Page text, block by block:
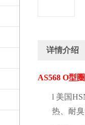
详情介绍
AS568 O型圈
l 美国
热、耐